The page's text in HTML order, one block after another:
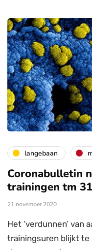
langebaan
Coronabulletin
trainingen tm
21 november 2020
Het ‘verdunnen’ van
trainingsuren blijkt te